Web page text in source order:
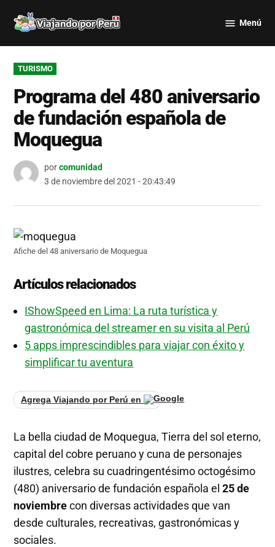
por Perú
Menú
PUBLICADO
EN
TURISMO
Programa del 480 aniversario
de fundación española de
Moquegua
porcomunidad
3 de noviembre del 2021 - 20:43:49
Afiche del 48 aniversario de Moquegua
Artículos relacionados
IShowSpeed en Lima: La ruta turística y
gastronómica del streamer en su visita al Perú
5 apps imprescindibles para viajar con éxito y
simplificar tu aventura
Agrega Viajando por Perú en
La bella ciudad de Moquegua, Tierra del sol eterno,
capital del cobre peruano y cuna de personajes
ilustres, celebra su cuadringentésimo octogésimo
(480) aniversario de fundación española el25 de
noviembrecon diversas actividades que van
desde culturales, recreativas, gastronómicas y
sociales.